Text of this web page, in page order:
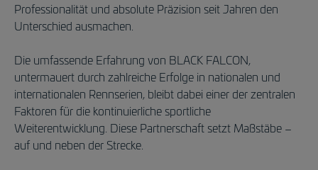
Professionalität und absolute Präzision seit Jahren den
Unterschied ausmachen.
Die umfassende Erfahrung von BLACK FALCON,
untermauert durch zahlreiche Erfolge in nationalen und
internationalen Rennserien, bleibt dabei einer der zentralen
Faktoren für die kontinuierliche sportliche
Weiterentwicklung. Diese Partnerschaft setzt Maßstäbe –
auf und neben der Strecke.